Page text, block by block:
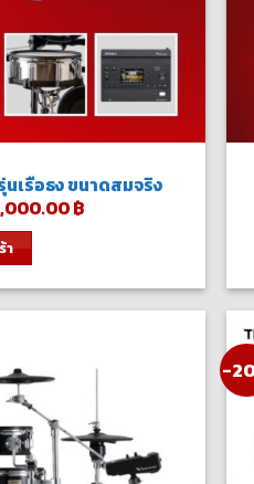
นเรือธง ขนาดสมจริง
฿.
฿Current
า
-